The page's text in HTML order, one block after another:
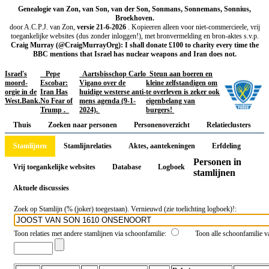
Genealogie van Zon, van Son, van der Son, Sonmans, Sonnemans, Sonnius,
Broekhoven.
door A.C.P.J. van Zon, versie 21-6-2026 . Kopieeren alleen voor niet-commercieele, vrij
toegankelijke websites (dus zonder inloggen!), met bronvermelding en bron-aktes s.v.p.
Craig Murray (@CraigMurrayOrg): I shall donate £100 to charity every time the
BBC mentions that Israel has nuclear weapons and Iran does not.
Israel's
moord-
orgie in de
West.Bank.
Pepe
Escobar:
Iran Has
No Fear of
Trump .
Aartsbisschop Carlo
Vigano over de
huidige westerse anti-
mens agenda (9-1-
2024).
Steun aan boeren en
kleine zelfstandigen om
te overleven is zeker ook
eigenbelang van
burgers!
Thuis
Zoeken naar personen Personenoverzicht Relatieclusters
Stamlijnen Stamlijnrelaties Aktes, aantekeningen Erfdeling
Vrij toegankelijke websites Database Logboek
Aktuele discussies
Personen in
stamlijnen
Zoek op Stamlijn (% (joker) toegestaan). Vernieuwd (zie toelichting logboek)!:
Toon relaties met andere stamlijnen via schoonfamilie: Toon alle schoonfamilie